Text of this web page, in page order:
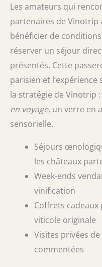
Les amateurs qui
partenaires de Vinotrip
bénéficier de
réserver un séjour
présentés. Cette
parisien et
la stratégie de Vinotrip :
en voyage, un verre en
sensorielle.
Séjours
les châteaux
Week-ends
vinification
Coffrets
viticole originale
Visites privées
commentées